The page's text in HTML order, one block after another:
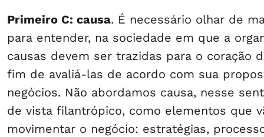
Primeiro C: causa. É necessário olhar de
para entender, na sociedade em que a
causas devem ser trazidas para o coração
fim de avaliá-las de acordo com sua
negócios. Não abordamos causa, nesse
de vista filantrópico, como elementos que
movimentar o negócio: estratégias,